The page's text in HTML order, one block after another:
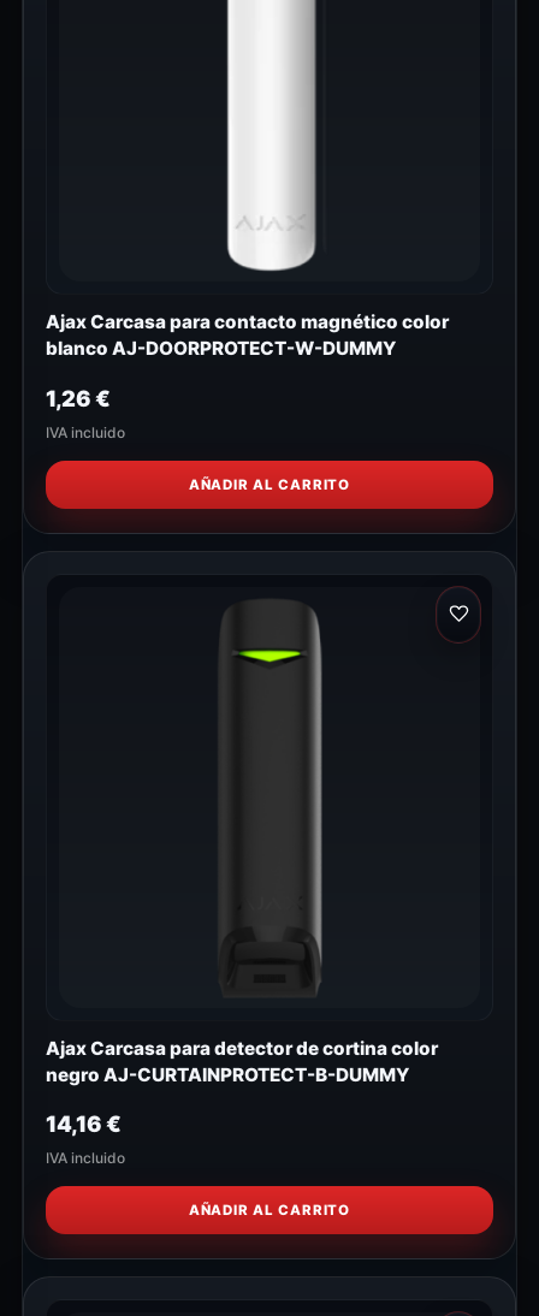
Ajax Carcasa para contacto magnético color
blanco AJ-DOORPROTECT-W-DUMMY
1,26€
IVA incluido
AÑADIR AL CARRITO
Ajax Carcasa para detector de cortina color
negro AJ-CURTAINPROTECT-B-DUMMY
14,16€
IVA incluido
AÑADIR AL CARRITO